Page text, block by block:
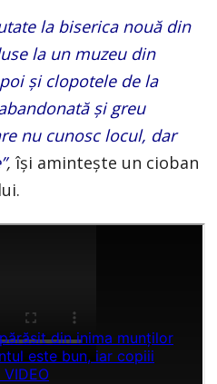
la biserica nouă din
la un muzeu din
și clopotele de la
și greu
nu cunosc locul, dar
, își amintește un cioban